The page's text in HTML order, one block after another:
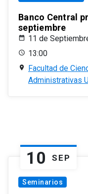
Banco Central
septiembre
11 de
13:00
Facultad de
Administrativas
10 SEP
Seminarios